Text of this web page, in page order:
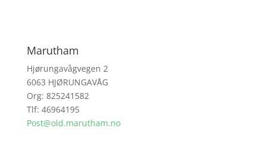
Marutham
Hjørungavågvegen 2
6063 HJØRUNGAVÅG
Org: 825241582
Tlf: 46964195
Post@old.marutham.no